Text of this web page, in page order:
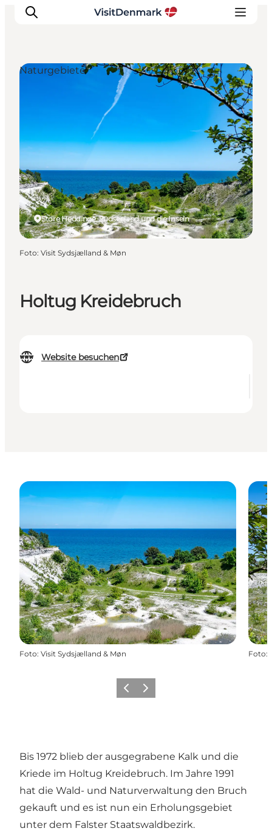
Erlebnisse
Unterkünfte
Reiseplanung
Holtug Kreidebruch
Website besuchen
Store Heddinge, Südseeland und die Inseln
Naturgebiete
Foto: Visit Sydsjælland & Møn
Foto: Visit Sydsjælland & Møn Foto:
ZurückWeiter
Bis 1972 blieb der ausgegrabene Kalk und die
Kriede im Holtug Kreidebruch. Im Jahre 1991
hat die Wald- und Naturverwaltung den Bruch
gekauft und es ist nun ein Erholungsgebiet
unter dem Falster Staatswaldbezirk.